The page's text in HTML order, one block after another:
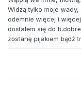
Widzą tylko moje
odemnie więcej i
dostałem się do
zostanę pijakiem bądź